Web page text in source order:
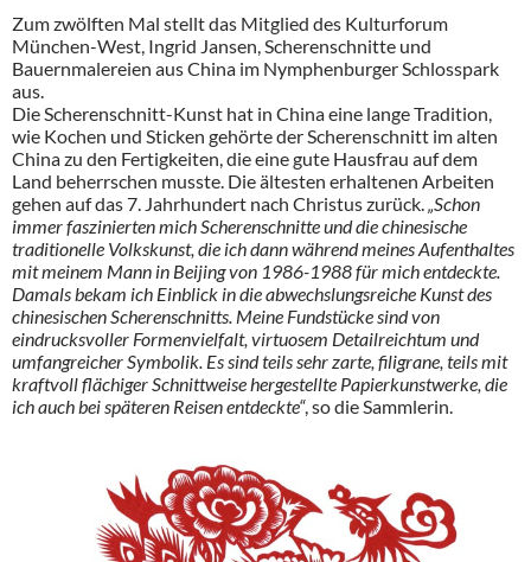
Zum zwölften Mal stellt das Mitglied des Kulturforum
München-West, Ingrid Jansen, Scherenschnitte und
Bauernmalereien aus China im Nymphenburger Schlosspark
aus.
Die Scherenschnitt-Kunst hat in China eine lange Tradition,
wie Kochen und Sticken gehörte der Scherenschnitt im alten
China zu den Fertigkeiten, die eine gute Hausfrau auf dem
Land beherrschen musste. Die ältesten erhaltenen Arbeiten
gehen auf das 7. Jahrhundert nach Christus zurück.„Schon
immer faszinierten mich Scherenschnitte und die chinesische
traditionelle Volkskunst, die ich dann während meines Aufenthaltes
mit meinem Mann in Beijing von 1986-1988 für mich entdeckte.
Damals bekam ich Einblick in die abwechslungsreiche Kunst des
chinesischen Scherenschnitts. Meine Fundstücke sind von
eindrucksvoller Formenvielfalt, virtuosem Detailreichtum und
umfangreicher Symbolik. Es sind teils sehr zarte, filigrane, teils mit
kraftvoll flächiger Schnittweise hergestellte Papierkunstwerke, die
ich auch bei späteren Reisen entdeckte“, so die Sammlerin.